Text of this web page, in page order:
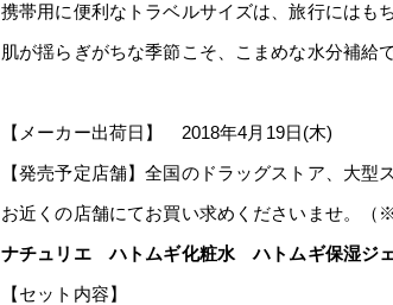
携帯用に便利なトラベルサイズは、旅行にはも
肌が揺らぎがちな季節こそ、こまめな水分補給
【メーカー出荷日】 2018年4月19日(木)
【発売予定店舗】全国のドラッグストア、大
お近くの店舗にてお買い求めくださいませ。（
ナチュリエ ハトムギ化粧水 ハトムギ保湿ジ
【セット内容】